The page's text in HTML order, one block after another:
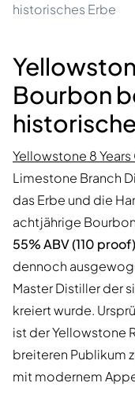
historisches Erbe
Bourbon
Yellowstone 8
Limestone Branch
das Erbe und die
achtjährige
55% ABV (110 proof)
dennoch
Master Distiller der
kreiert wurde.
ist der Yellowstone
breiteren Publikum
mit modernem